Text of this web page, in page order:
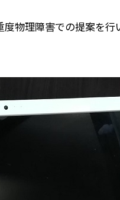
物理障害での提案を行